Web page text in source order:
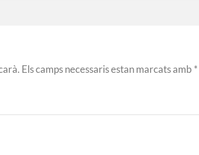
Els camps necessaris estan marcats amb *